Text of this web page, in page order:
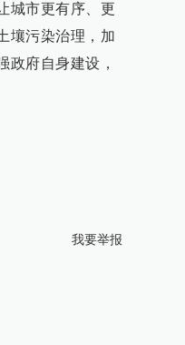
城市更有序、更
壤污染治理，加
政府自身建设，
我要举报